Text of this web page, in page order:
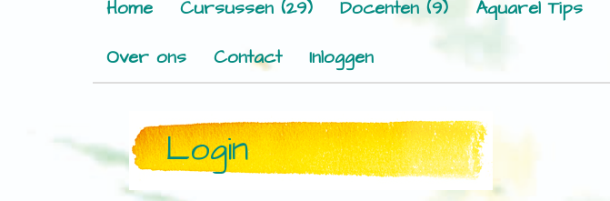
Home Cursussen (29) Docenten (9) Aquarel Tips
Over ons
Contact Inloggen
Login